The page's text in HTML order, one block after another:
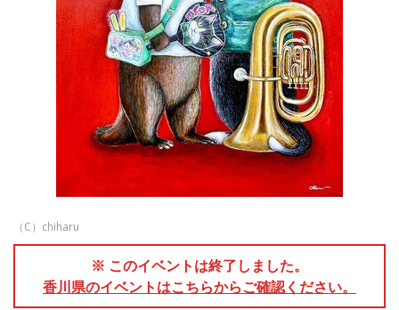
（C）chiharu
※ このイベントは終了しました。
香川県のイベントはこちらからご確認ください。